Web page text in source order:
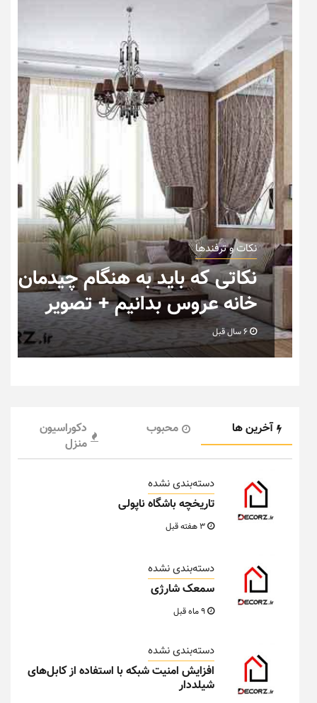
نکات و ترفندها
نکاتی که باید به هنگام چیدمان
خانه عروس بدانیم + تصویر
آخرین ها محبوب
دکوراسیون
منزل
دسته‌بندی نشده
تاریخچه باشگاه ناپولی
دسته‌بندی نشده
سمعک شارژی
دسته‌بندی نشده
افزایش امنیت شبکه با استفاده از کابل‌های
شیلددار